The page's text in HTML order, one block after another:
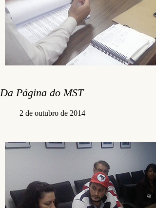
Da Página do MST
2 de outubro de 2014